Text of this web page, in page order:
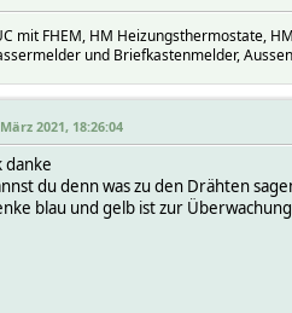
mit FHEM, HM Heizungsthermostate,
und Briefkastenmelder,
2021, 18:26:04
danke
du denn was zu den Drähten
blau und gelb ist zur